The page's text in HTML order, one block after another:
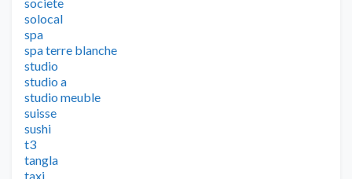
solocal
spa
spa terre blanche
studio
studio a
studio meuble
suisse
sushi
t3
tangla
taxi